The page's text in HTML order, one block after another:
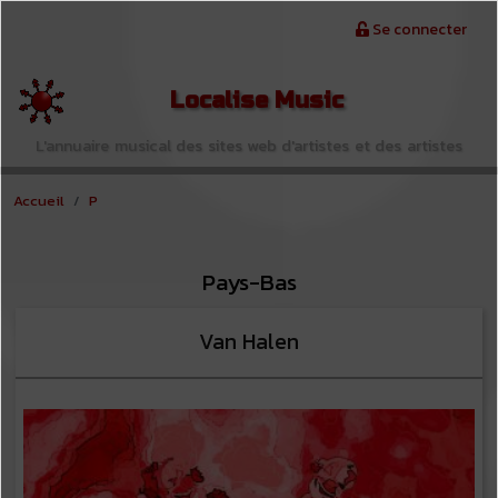
Se connecter
Localise Music
L'annuaire musical des sites web d'artistes et des artistes
Accueil P
Pays-Bas
Van Halen